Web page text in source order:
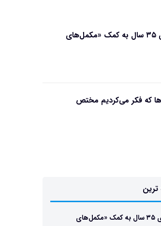
بهبود باروری زنان بالای ۳۵ سال به کمک «مکمل‌های
که فکر می‌کردیم مختص
ترین
بهبود باروری زنان بالای ۳۵ سال به کمک «مکمل‌های